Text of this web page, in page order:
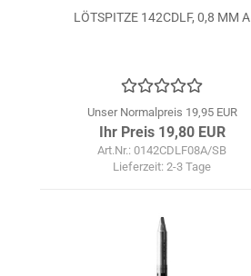
LÖTSPITZE 142CDLF, 0,8 MM A
Unser Normalpreis 19,95 EUR
Ihr Preis 19,80 EUR
Art.Nr.: 0142CDLF08A/SB
Lieferzeit:2-3 Tage